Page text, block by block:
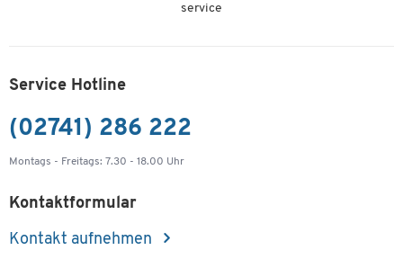
service
Service Hotline
(02741) 286 222
Montags - Freitags: 7.30 - 18.00 Uhr
Kontaktformular
Kontakt aufnehmen